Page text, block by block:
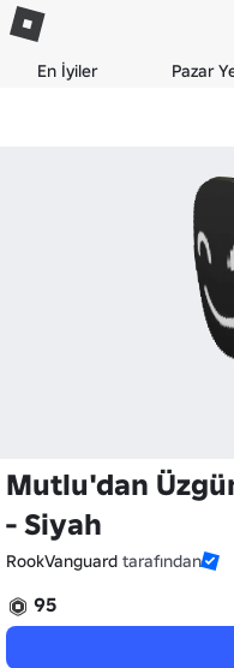
En İyiler Pazar
Mutlu'dan
- Siyah
RookVanguard tarafından
95